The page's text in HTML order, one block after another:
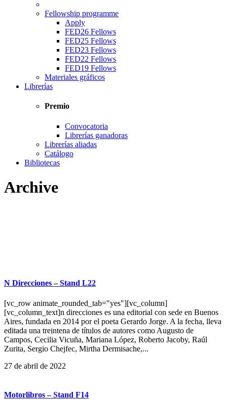
Fellowship programme
Apply
FED26 Fellows
FED25 Fellows
FED23 Fellows
FED22 Fellows
FED19 Fellows
Materiales gráficos
Librerías
Premio
Convocatoria
Librerías ganadoras
Librerías aliadas
Catálogo
Bibliotecas
Archive
N Direcciones – Stand L22
[vc_row animate_rounded_tab="yes"][vc_column]
[vc_column_text]n direcciones es una editorial con sede en Buenos
Aires, fundada en 2014 por el poeta Gerardo Jorge. A la fecha, lleva
editada una treintena de títulos de autores como Augusto de
Campos, Cecilia Vicuña, Mariana López, Roberto Jacoby, Raúl
Zurita, Sergio Chejfec, Mirtha Dermisache,...
27 de abril de 2022
Motorlibros – Stand F14